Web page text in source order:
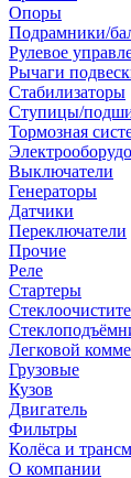
Опоры
Подрамники/
Рулевое
Рычаги
Стабилизаторы
Ступицы/
Тормозная
Выключатели
Генераторы
Датчики
Переключатели
Прочие
Реле
Стартеры
Легковой
Грузовые
Кузов
Двигатель
Фильтры
Колёса и
О компании